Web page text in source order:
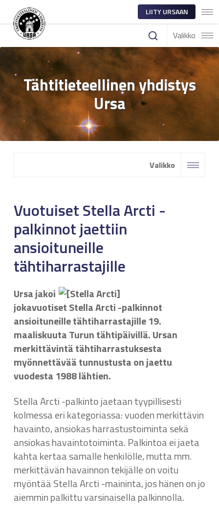
LIITY URSAAN
Valikko
Tähtitieteellinen yhdistys
Ursa
Valikko
Vuotuiset Stella Arcti -
palkinnot jaettiin
ansioituneille
tähtiharrastajille
Ursa jakoi
jokavuotiset Stella Arcti -palkinnot
ansioituneille tähtiharrastajille 19.
maaliskuuta Turun tähtipäivillä. Ursan
merkittävintä tähtiharrastuksesta
myönnettävää tunnustusta on jaettu
vuodesta 1988 lähtien.
Stella Arcti -palkinto jaetaan tyypillisesti
kolmessa eri kategoriassa: vuoden merkittävin
havainto, ansiokas harrastustoiminta sekä
ansiokas havaintotoiminta. Palkintoa ei jaeta
kahta kertaa samalle henkilölle, mutta mm.
merkittävän havainnon tekijälle on voitu
myöntää Stella Arcti -maininta, jos hänen on jo
aiemmin palkittu varsinaisella palkinnolla.